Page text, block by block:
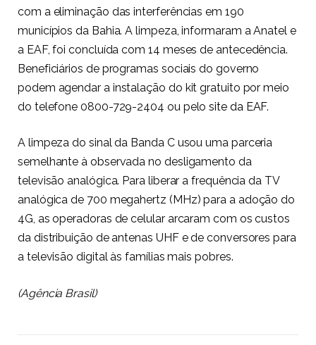
com a eliminação das interferências em 190
municípios da Bahia. A limpeza, informaram a Anatel e
a EAF, foi concluída com 14 meses de antecedência.
Beneficiários de programas sociais do governo
podem agendar a instalação do kit gratuito por meio
do telefone 0800-729-2404 ou pelosite da EAF.
A limpeza do sinal da Banda C usou uma parceria
semelhante à observada no desligamento da
televisão analógica. Para liberar a frequência da TV
analógica de 700 megahertz (MHz) para a adoção do
4G, as operadoras de celular arcaram com os custos
da distribuição de antenas UHF e de conversores para
a televisão digital às famílias mais pobres.
(Agência Brasil)